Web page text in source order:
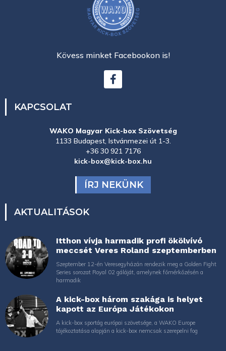
Kövess minket Facebookon is!
KAPCSOLAT
WAKO Magyar Kick-box Szövetség
1133 Budapest, Istvánmezei út 1-3.
+36 30 921 7176
kick-box@kick-box.hu
ÍRJ NEKÜNK
AKTUALITÁSOK
Itthon vívja harmadik profi ökölvívó
meccsét Veres Roland szeptemberben
Szeptember 12-én Veresegyházán rendezik meg a Golden Fight
Series sorozat Royal 02 gáláját, amelynek főmérkőzésén a
harmadik
A kick-box három szakága is helyet
kapott az Európa Játékokon
A kick-box sportág európai szövetsége, a WAKO Europe
tájékoztatása alapján a kick-box nemcsak szerepelni fog